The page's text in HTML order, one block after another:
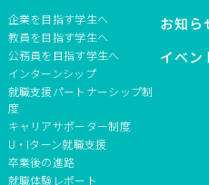
企業を目指す学生へ
教員を目指す学生へ
公務員を目指す学生へ
インターンシップ
就職支援パートナーシップ制
度
キャリアサポーター制度
U・Iターン就職支援
卒業後の進路
就職体験レポート
お知ら
イベン